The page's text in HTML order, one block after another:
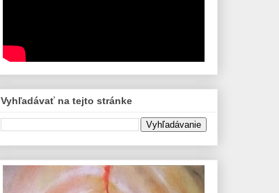
Vyhľadávať na tejto stránke